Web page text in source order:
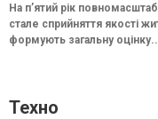
На п’ятий рік
стале сприйняття якості
формують загальну
Техно